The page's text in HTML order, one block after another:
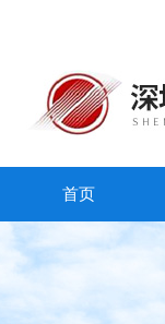
首页